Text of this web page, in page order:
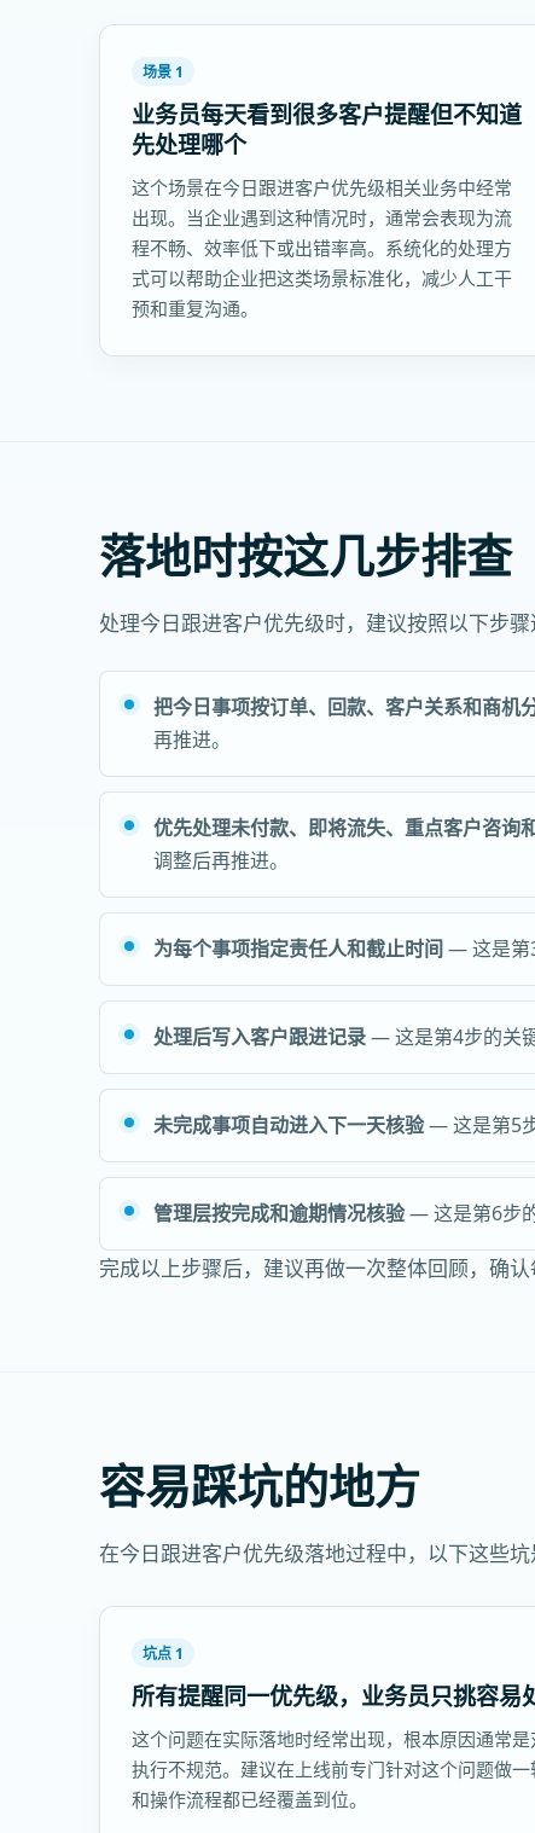
场景 1
业务员每天看到很多客户提醒但不知道
先处理哪个
这个场景在今日跟进客户优先级相关业务中经常
出现。当企业遇到这种情况时，通常会表现为流
程不畅、效率低下或出错率高。系统化的处理方
式可以帮助企业把这类场景标准化，减少人工干
预和重复沟通。
落地时按这几步排查
处理今日跟进客户优先级时，建议按照以下步
把今日事项按订单、回款、客户关系和商机
再推进。
优先处理未付款、即将流失、重点客户咨询
调整后再推进。
为每个事项指定责任人和截止时间 — 这是第
处理后写入客户跟进记录— 这是第4步的关
未完成事项自动进入下一天核验— 这是第5步
管理层按完成和逾期情况核验— 这是第6步
完成以上步骤后，建议再做一次整体回顾，确
容易踩坑的地方
在今日跟进客户优先级落地过程中，以下这些
坑点 1
所有提醒同一优先级，业务员只挑容易
这个问题在实际落地时经常出现，根本原因通常
执行不规范。建议在上线前专门针对这个问题做
和操作流程都已经覆盖到位。